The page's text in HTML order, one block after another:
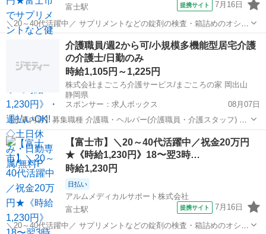
富士駅
提携サイト 7月16日
＼20～40代活躍中／ サプリメントなどの錠剤の検査・箱詰めのオシゴ
ト。 重たいものはありません! 健康食品に関わるオシゴトなので、 工
場内は清潔に保たれていて働きやすい環境です。 サプリメントなど軽
い物の箱詰めなど、軽...
富士駅 その他
介護職員/週2から可/小規模多機能型居宅介護
の介護士/日勤のみ
時給1,105円～1,225円
株式会社まごころ介護サービス/まごころの家 岡出山
静岡県
スポンサー：求人ボックス
08月07日
【仕事内容】募集職種 介護職・ヘルパー(介護職員・介護スタッフ) パ
ート・アルバイト 仕事内容 身体介護、食事介助、入浴介助、排泄介
助、生活援助、送迎、リネン交換、レク企画・運営、利用者宅訪問 給
与・手当 <給与> 時給1,105...
アルバイト・パート
【富士市】＼20～40代活躍中／祝金20万円
★《時給1,230円》18〜翌3時…
時給1,230円
日払い
アルムメディカルサポート株式会社
富士駅
提携サイト 7月16日
＼20～40代活躍中／ サプリメントなどの錠剤の検査・箱詰めのオシゴ